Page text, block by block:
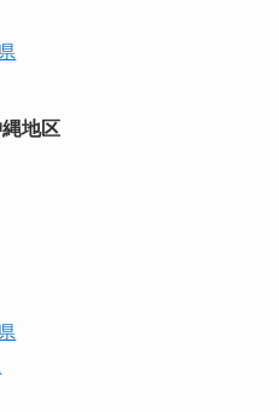
地区